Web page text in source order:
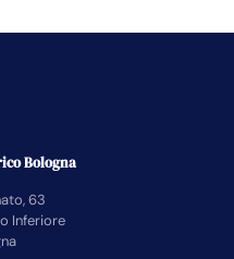
Bologna
63
Inferiore